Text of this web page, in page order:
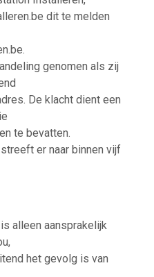
dit te melden
genomen als zij
De klacht dient een
te bevatten.
er naar binnen vijf
alleen aansprakelijk
het gevolg is van